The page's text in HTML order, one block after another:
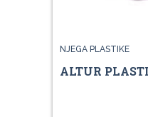
NJEGA PLASTIKE
ALTUR